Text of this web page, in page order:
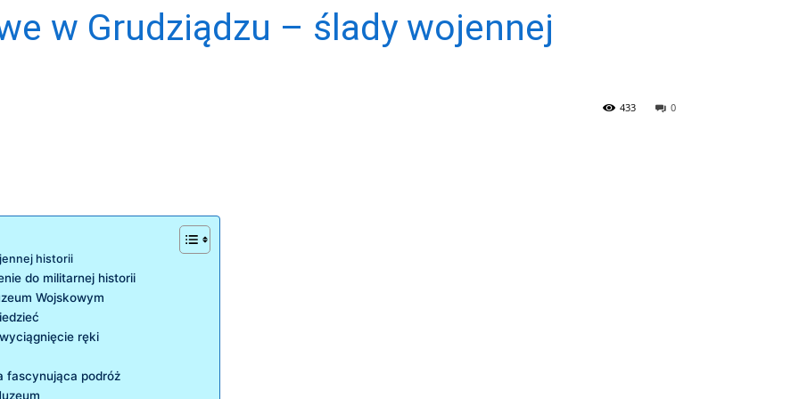
w Grudziądzu – ślady wojennej
0
433
historii
‍do militarnej historii
Wojskowym
ręki
fascynująca podróż